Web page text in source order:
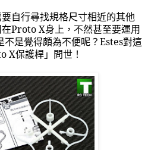
自行尋找規格尺寸相近的其他
Proto X身上，不然甚至要運用
是覺得頗為不便呢？Estes對這
X保護桿」問世！